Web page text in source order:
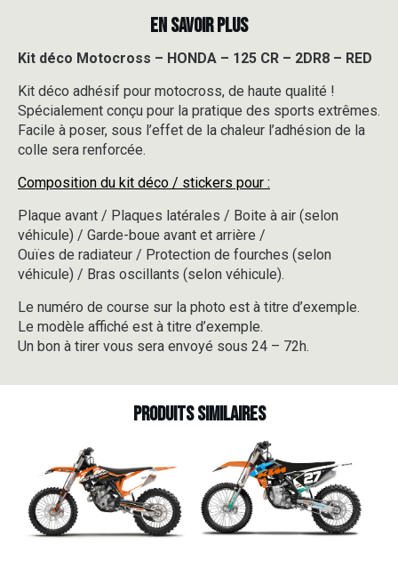
125
-
2DR8
-
RED
EN SAVOIR PLUS
Kit déco Motocross – HONDA – 125 CR – 2DR8 – RED
Kit déco adhésif pour motocross, de haute qualité !
Spécialement conçu pour la pratique des sports extrêmes.
Facile à poser, sous l’effet de la chaleur l’adhésion de la
colle sera renforcée.
Composition du kit déco / stickers pour :
Plaque avant / Plaques latérales / Boite à air (selon
véhicule) / Garde-boue avant et arrière /
Ouïes de radiateur / Protection de fourches (selon
véhicule) / Bras oscillants (selon véhicule).
Le numéro de course sur la photo est à titre d’exemple.
Le modèle affiché est à titre d’exemple.
Un bon à tirer vous sera envoyé sous 24 – 72h.
Produits similaires